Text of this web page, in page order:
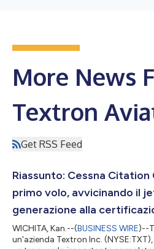
More News
Textron
Get RSS Feed
Riassunto: Cessna
primo volo, avvicinando il
generazione alla
WICHITA, Kan.--(BUSINESS WIRE)--
un'azienda Textron Inc.